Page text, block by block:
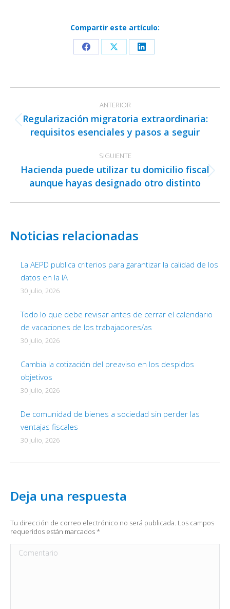
Compartir este artículo:
Share
Facebook
Share
X
Share
LinkedIn
entre
publicaciones
ANTERIOR
Publicación
anterior:
Regularización migratoria extraordinaria:
requisitos esenciales y pasos a seguir
SIGUIENTE
Publicación
siguiente:
Hacienda puede utilizar tu domicilio fiscal
aunque hayas designado otro distinto
Noticias relacionadas
La AEPD publica criterios para garantizar la calidad de los
datos en la IA
30 julio, 2026
Todo lo que debe revisar antes de cerrar el calendario
de vacaciones de los trabajadores/as
30 julio, 2026
Cambia la cotización del preaviso en los despidos
objetivos
30 julio, 2026
De comunidad de bienes a sociedad sin perder las
ventajas fiscales
30 julio, 2026
Deja una respuesta
Tu dirección de correo electrónico no será publicada. Los campos
requeridos están marcados*
Comentario